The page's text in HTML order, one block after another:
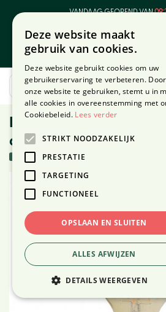
VANDAAG GEOPEND VAN
LED lamp kogel ⌀6cm
dimbaar
2 stuks in voorraad
Deze website maakt
gebruik van cookies.
Deze website gebruikt cookies om uw
gebruikerservaring te verbeteren. Door
onze website te gebruiken, stemt u in
alle cookies in overeenstemming met
Cookiebeleid. Lees verder
STRIKT NOODZAKELIJK
PRESTATIE
TARGETING
FUNCTIONEEL
OPSLAAN EN SLUITEN
ALLES AFWIJZEN
DETAILS WEERGEVEN